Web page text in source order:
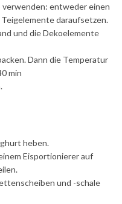
entweder einen
daraufsetzen.
und die Dekoelemente
Dann die Temperatur
min
heben.
Eisportionierer auf
und -schale